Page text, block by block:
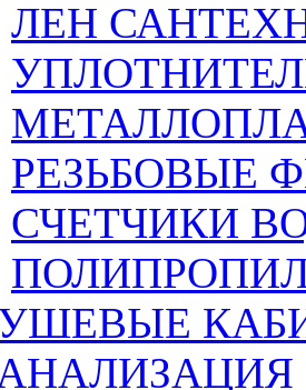
ЛЕН
РЕЗЬБОВЫЕ
СЧЕТЧИКИ